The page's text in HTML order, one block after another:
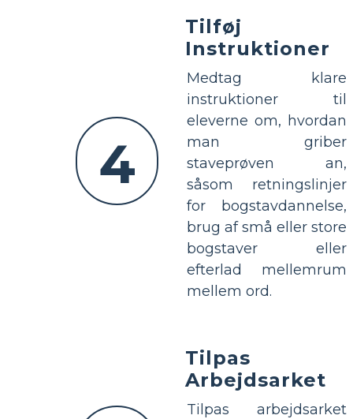
4
Tilføj
Instruktioner
Medtag klare
instruktioner til
eleverne om, hvordan
man griber
staveprøven an,
såsom retningslinjer
for bogstavdannelse,
brug af små eller store
bogstaver eller
efterlad mellemrum
mellem ord.
Tilpas
Arbejdsarket
Tilpas arbejdsarket